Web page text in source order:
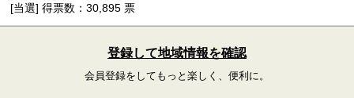
[当選] 得票数：30,895 票
登録して地域情報を確認
会員登録をしてもっと楽しく、便利に。